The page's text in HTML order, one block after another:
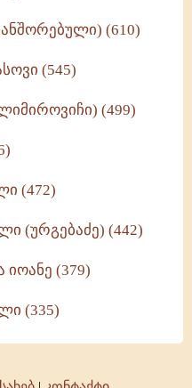
(610)
(545)
(499)
(472)
(ურგებაძე) (442)
(379)
(335)